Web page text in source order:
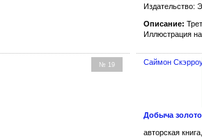
Издательство:
Описание:
Иллюстрация
№ 19 Саймон
Добыча
авторская